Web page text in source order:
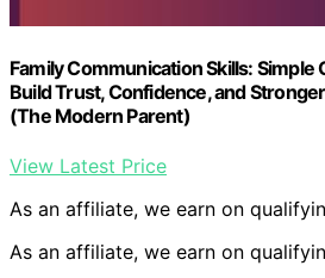
Family Communication Skills:
Build Trust, Confidence, and
(The Modern Parent)
View Latest Price
As an affiliate, we earn on
As an affiliate, we earn on